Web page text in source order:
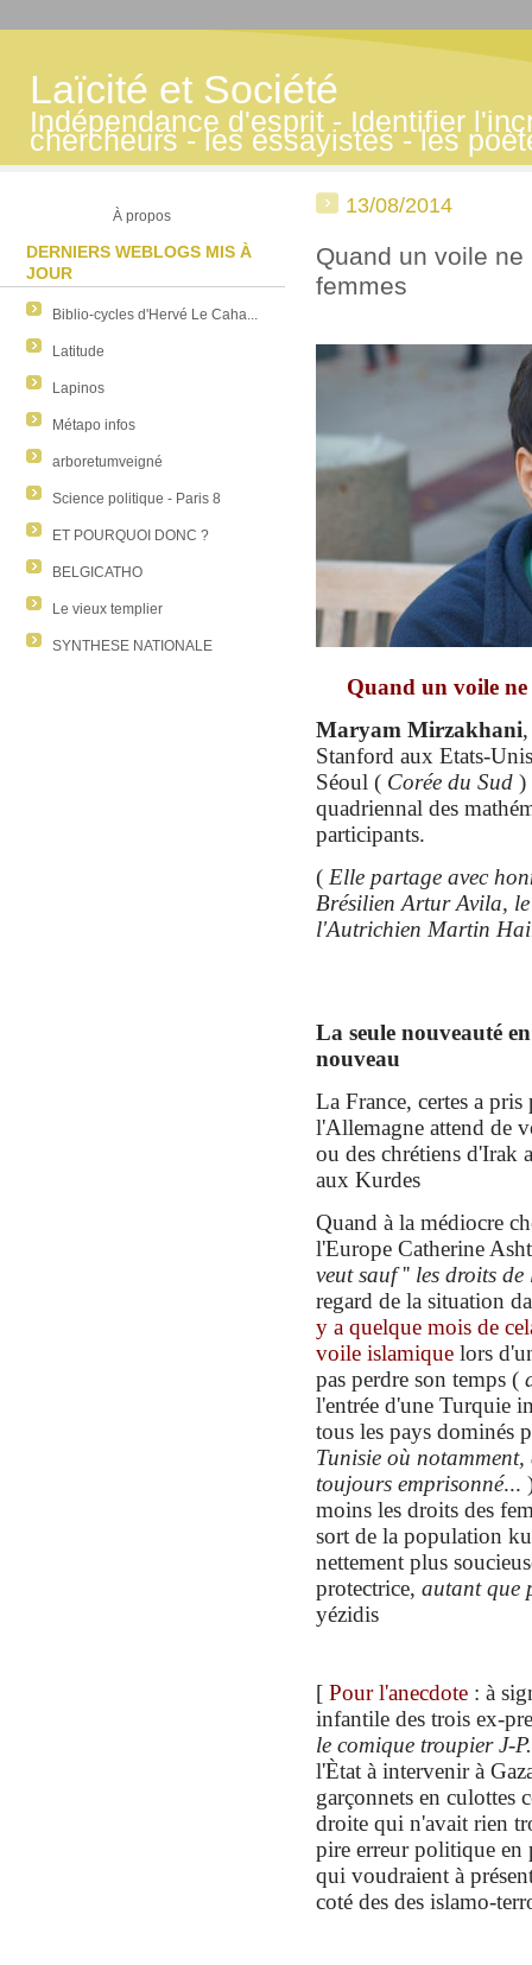
Laïcité et Société
Indépendance d'esprit - Identifier
chercheurs - les essayistes - les
À propos
DERNIERS WEBLOGS MIS À
JOUR
Biblio-cycles d'Hervé Le Caha...
Latitude
Lapinos
Métapo infos
arboretumveigné
Science politique - Paris 8
ET POURQUOI DONC ?
BELGICATHO
Le vieux templier
SYNTHESE NATIONALE
13/08/2014
Quand un voile
femmes
Quand un voile
Maryam Mirzakhani
Stanford aux Etats-
Séoul ( Corée du Sud )
quadriennal des
participants.
( Elle partage avec
Brésilien Artur Avila,
l'Autrichien Martin
La seule nouveauté
nouveau
La France, certes a
l'Allemagne attend de
ou des chrétiens d'Irak
aux Kurdes
Quand à la médiocre
l'Europe Catherine
veut sauf'' les droits
regard de la situation
y a quelque mois de
voile islamique lors
pas perdre son temps (
l'entrée d'une Turquie
tous les pays dominés
Tunisie où notamment,
toujours emprisonné...
moins les droits des
sort de la population
nettement plus
protectrice, autant que
yézidis
[ Pour l'anecdote : à
infantile des trois ex-
le comique troupier J-
l'Ètat à intervenir à
garçonnets en culottes
droite qui n'avait rien
pire erreur politique
qui voudraient à
coté des des islamo-